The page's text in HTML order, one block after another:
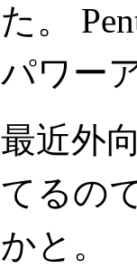
た。
パワー
最近外
てるの
かと。